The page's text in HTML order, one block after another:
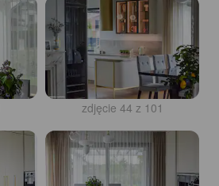
zdjęcie 44 z 101